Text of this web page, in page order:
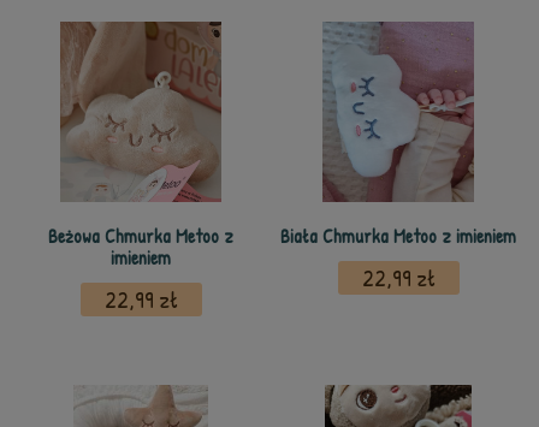
Beżowa Chmurka Metoo z
imieniem
22,99 zł
Biała Chmurka Metoo z imieniem
22,99 zł